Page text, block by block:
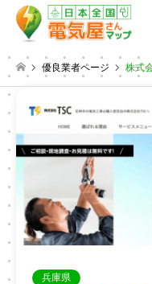
優良業者ページ 株式
兵庫県